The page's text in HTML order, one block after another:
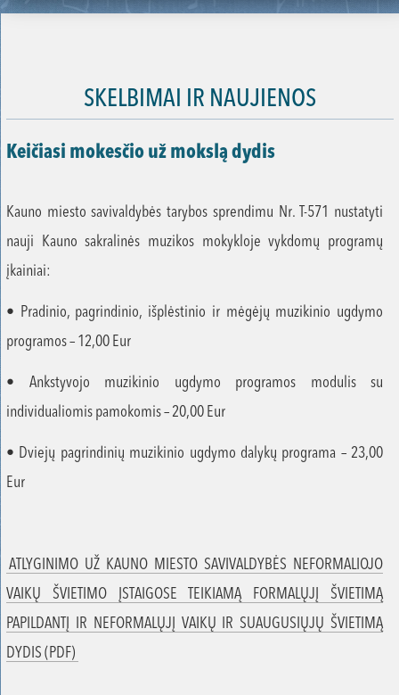
SKELBIMAI IR NAUJIENOS
Keičiasi mokesčio už mokslą dydis
Kauno miesto savivaldybės tarybos sprendimu Nr. T-571 nustatyti
nauji Kauno sakralinės muzikos mokykloje vykdomų programų
įkainiai:
• Pradinio, pagrindinio, išplėstinio ir mėgėjų muzikinio ugdymo
programos – 12,00 Eur
• Ankstyvojo muzikinio ugdymo programos modulis su
individualiomis pamokomis – 20,00 Eur
• Dviejų pagrindinių muzikinio ugdymo dalykų programa – 23,00
Eur
ATLYGINIMO UŽ KAUNO MIESTO SAVIVALDYBĖS NEFORMALIOJO
VAIKŲ ŠVIETIMO ĮSTAIGOSE TEIKIAMĄ FORMALŲJĮ ŠVIETIMĄ
PAPILDANTĮ IR NEFORMALŲJĮ VAIKŲ IR SUAUGUSIŲJŲ ŠVIETIMĄ
DYDIS (PDF)